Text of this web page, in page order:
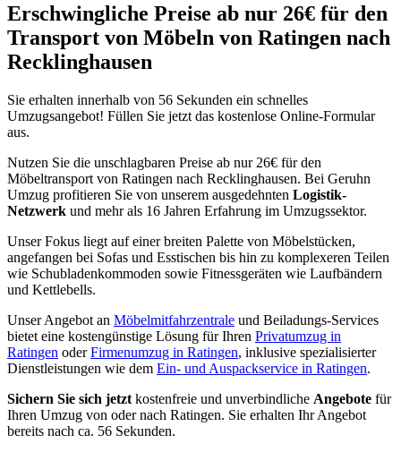
Erschwingliche Preise ab nur 26€ für den
Transport von Möbeln von Ratingen nach
Recklinghausen
Sie erhalten innerhalb von 56 Sekunden ein schnelles
Umzugsangebot! Füllen Sie jetzt das kostenlose Online-Formular
aus.
Nutzen Sie die unschlagbaren Preise ab nur 26€ für den
Möbeltransport von Ratingen nach Recklinghausen. Bei Geruhn
Umzug profitieren Sie von unserem ausgedehnten Logistik-
Netzwerk und mehr als 16 Jahren Erfahrung im Umzugssektor.
Unser Fokus liegt auf einer breiten Palette von Möbelstücken,
angefangen bei Sofas und Esstischen bis hin zu komplexeren Teilen
wie Schubladenkommoden sowie Fitnessgeräten wie Laufbändern
und Kettlebells.
Unser Angebot an Möbelmitfahrzentrale und Beiladungs-Services
bietet eine kostengünstige Lösung für Ihren Privatumzug in
Ratingen oderFirmenumzug in Ratingen, inklusive spezialisierter
Dienstleistungen wie dem Ein- und Auspackservice in Ratingen.
Sichern Sie sich jetzt kostenfreie und unverbindliche Angebote für
Ihren Umzug von oder nach Ratingen. Sie erhalten Ihr Angebot
bereits nach ca. 56 Sekunden.